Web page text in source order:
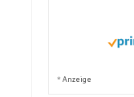
* Anzeige